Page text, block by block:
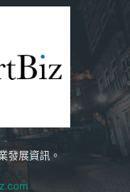
發展資訊。